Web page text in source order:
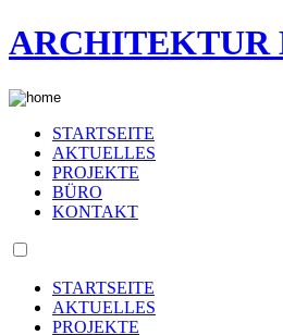
ARCHITEKTUR
STARTSEITE
AKTUELLES
PROJEKTE
BÜRO
KONTAKT
STARTSEITE
AKTUELLES
PROJEKTE